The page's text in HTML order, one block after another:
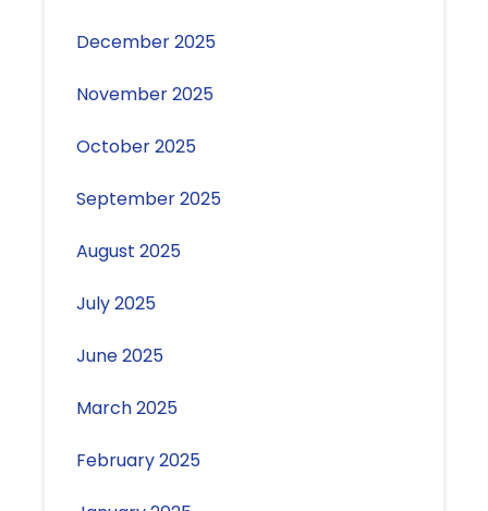
December 2025
November 2025
October 2025
September 2025
August 2025
July 2025
June 2025
March 2025
February 2025